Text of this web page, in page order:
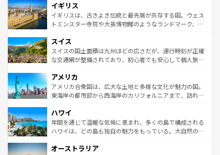
いる。シャンパンの発祥地であるランス、プロヴァンスの
香り高いラベンダー畑など、多彩な楽しみ方が可能だ。さ
らに、パリ以外の地域にも魅力が溢れており、どの街角に
れる地方に足を運ぶとそれぞれで全く異なる文化を体験で
きるだろう。 なお、新着のフランス情報はコンテンツ一覧
を参照してほしい。
顔を持つこの国は、どこを歩いても飽きることがない。ベ
ルリンの文化的活気、バイエルン州のアルプスの絶景、そ
してライン川沿いのワイン畑といった風景は必見。ビール
は、お酒好きな人にはぜひ体験してほしい。 なお、新着の
ドイツ情報はコンテンツ一覧を参照してほしい。
イギリス
イギリスは、古きよき伝統と最先端が共存する国。ウェス
トミンスター寺院や大英博物館のようなランドマーク、歴
リアごとに異なる魅力がある。また、優雅なアフタヌーン
ティー、ビール好きにはたまらない英国パブ、サッカー観
戦など、本場だからこそできる体験も豊富。イギリスを旅
ンツ一覧を参照してほしい。
スイス
スイスの国土面積は九州ほどの広さだが、運行時刻が正確
な交通網が整備されており、初心者でも安心して個人旅行
の建物がそのまま残る町や、スイスならではのユニークな
博物館もあり、アルプス観光だけでなく町歩きも満喫する
ことができる。国民の所得が高いため物価も高いが、旅行
ば市内交通費無料で観光を楽しむこともできる。 なお、新
着のスイス情報はコンテンツ一覧 を参照してほしい。
アメリカ
アメリカ合衆国は、広大な土地と多様な文化が魅力の国。
東海岸の都市部から西海岸のカリフォルニアまで、訪れる
のような巨大都市は、観光、ショッピング、エンターテイ
ンメントが詰まった刺激的なスポットだ。一方、アメリカ
西部には大自然が広がり、グランドキャニオンやイエロー
部のニューオーリンズでは、音楽と美食が融合した独特の
ハワイ
年間を通じて温暖な気候に恵まれ、多くの島で構成される
ハワイは、どの島も独自の魅力をもっている。大自然の神
ワイ島は見逃せない。また、定番の観光地といえばオアフ
オーストラリア